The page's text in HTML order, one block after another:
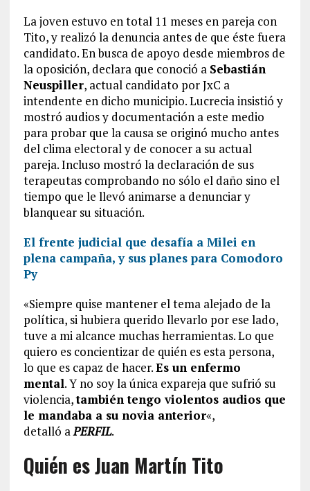
La joven estuvo en total 11 meses en pareja con
Tito, y realizó la denuncia antes de que éste fuera
candidato. En busca de apoyo desde miembros de
la oposición, declara que conoció a Sebastián
Neuspiller, actual candidato por JxC a
intendente en dicho municipio. Lucrecia insistió y
mostró audios y documentación a este medio
para probar que la causa se originó mucho antes
del clima electoral y de conocer a su actual
pareja. Incluso mostró la declaración de sus
terapeutas comprobando no sólo el daño sino el
tiempo que le llevó animarse a denunciar y
blanquear su situación.
El frente judicial que desafía a Milei en
plena campaña, y sus planes para Comodoro
Py
«Siempre quise mantener el tema alejado de la
política, si hubiera querido llevarlo por ese lado,
tuve a mi alcance muchas herramientas. Lo que
quiero es concientizar de quién es esta persona,
lo que es capaz de hacer.Es un enfermo
mental. Y no soy la única expareja que sufrió su
violencia,también tengo violentos audios que
le mandaba a su novia anterior«,
detalló aPERFIL.
Quién es Juan Martín Tito